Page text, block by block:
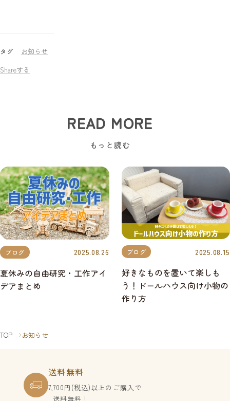
タグ
お知らせ
Shareする
READ MORE
もっと読む
ブログ 2025.08.26
夏休みの自由研究・工作アイ
デアまとめ
ブログ 2025.08.15
好きなものを置いて楽しも
う！ドールハウス向け小物の
作り方
TOP お知らせ
送料無料
7,700円(税込)以上のご購入で
送料無料！